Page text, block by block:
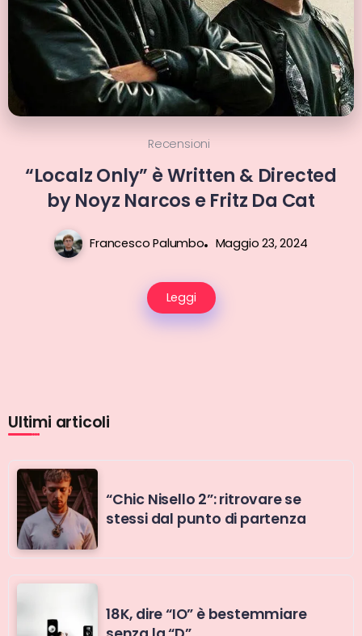
Recensioni
“Localz Only” è Written & Directed
by Noyz Narcos e Fritz Da Cat
Francesco Palumbo Maggio 23, 2024
Leggi
Ultimi articoli
“Chic Nisello 2”: ritrovare se
stessi dal punto di partenza
18K, dire “IO” è bestemmiare